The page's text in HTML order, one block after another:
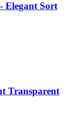
Elegant Sort
Transparent